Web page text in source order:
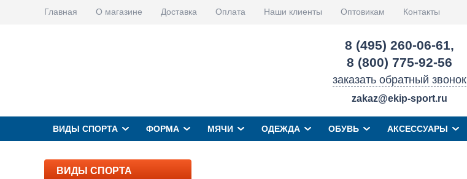
Главная О магазине Доставка Оплата Наши клиенты Оптовикам Контакты
8 (495) 260-06-61,
8 (800) 775-92-56
заказать обратный звонок
zakaz@ekip-sport.ru
ВИДЫ СПОРТА ФОРМА МЯЧИ ОДЕЖДА ОБУВЬ АКСЕССУАРЫ
ВИДЫ СПОРТА